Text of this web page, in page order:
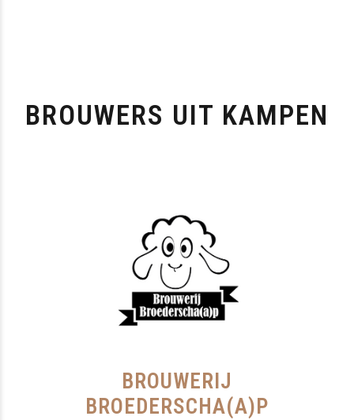
BROUWERS UIT KAMPEN
BROUWERIJ
BROEDERSCHA(A)P